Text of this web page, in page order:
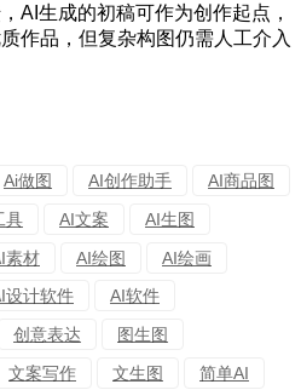
AI生成的初稿可作为创作起点，
作品，但复杂构图仍需人工介入
Ai做图 AI创作助手
AI商品图
具 AI文案
AI生图
素材 AI绘图
AI绘画
设计软件
AI软件
创意表达
图生图
文案写作 文生图
简单AI